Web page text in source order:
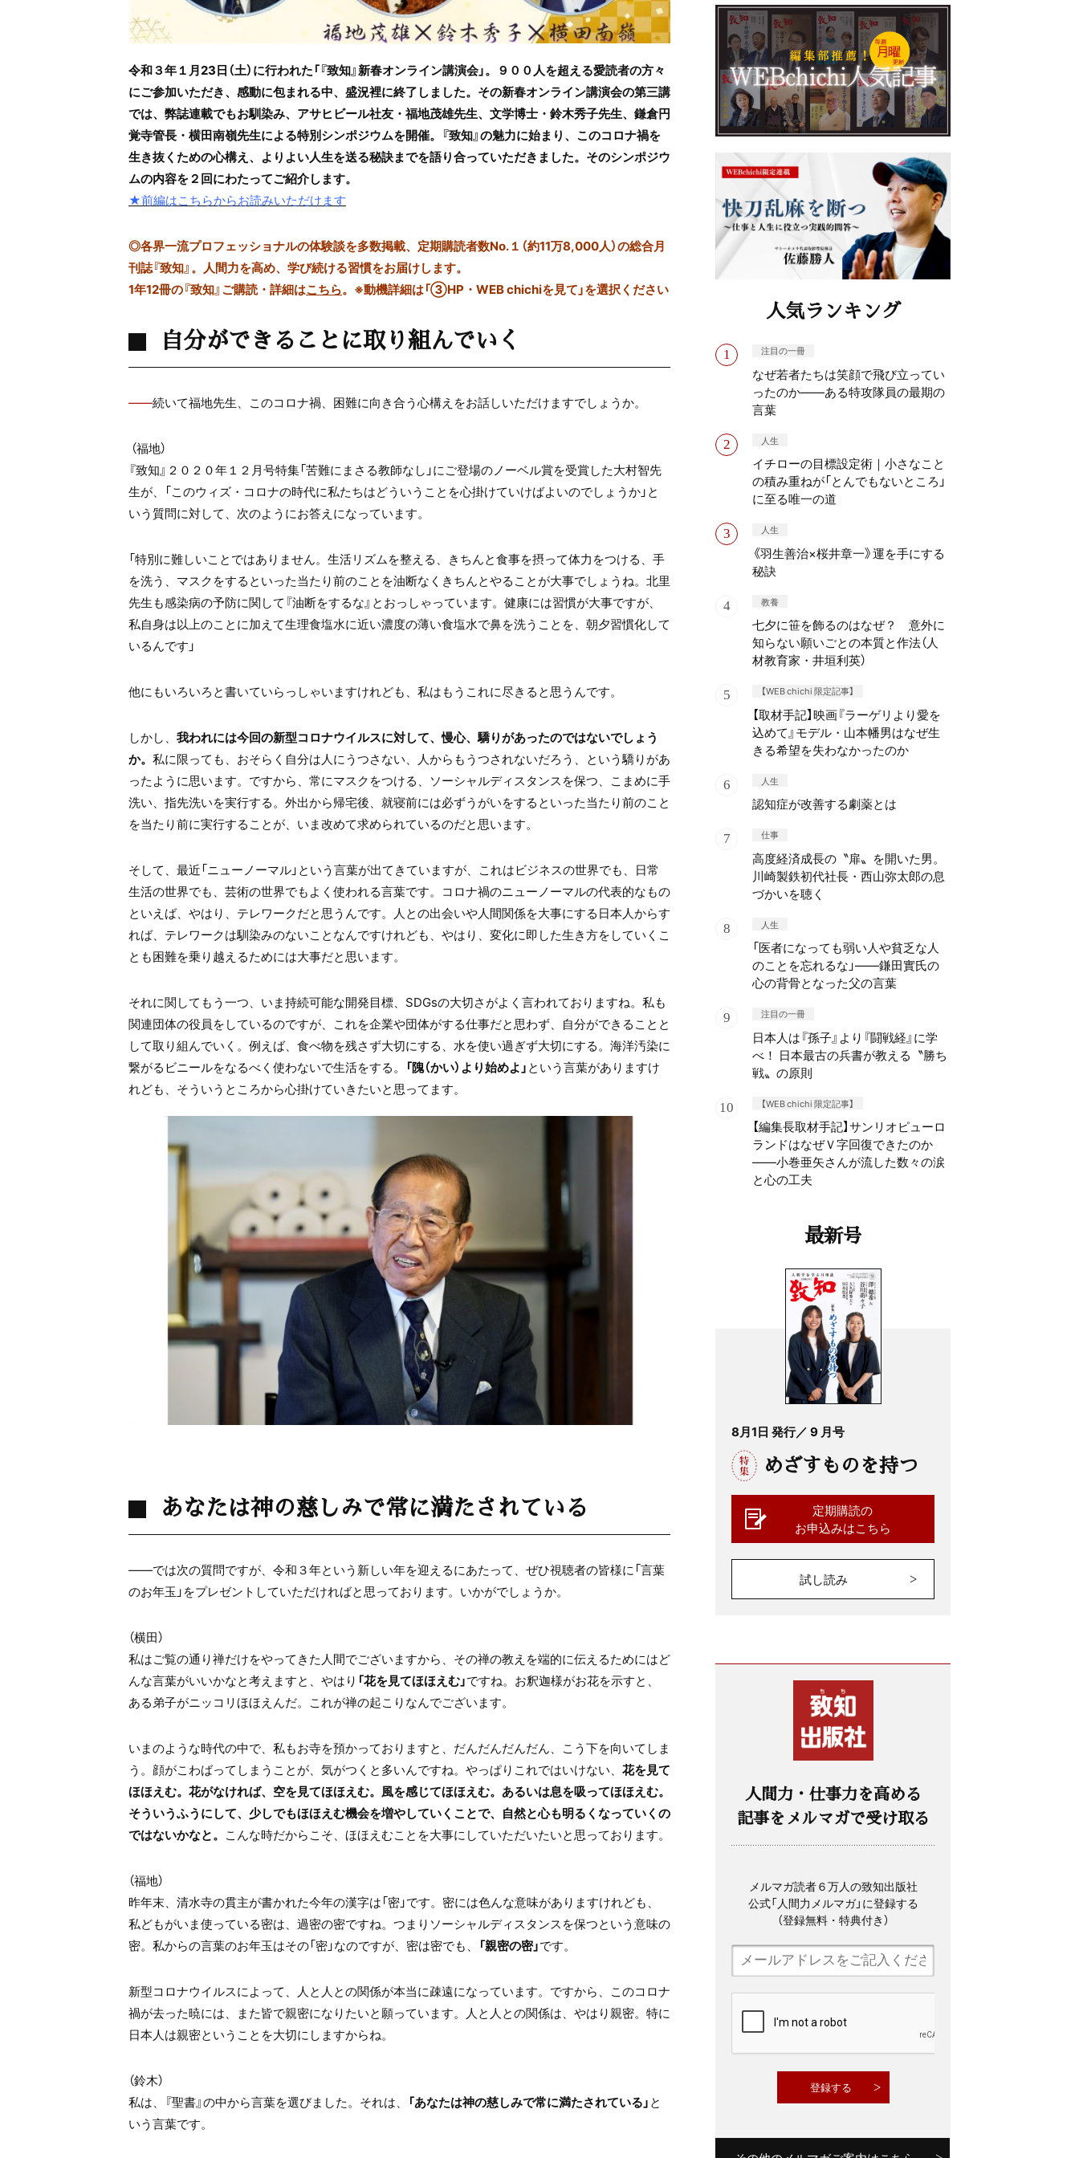
令和３年１月23日（土）に行われた「『致知』新春オンライン講演会」。９００人を超える愛読者の方々
にご参加いただき、感動に包まれる中、盛況裡に終了しました。その新春オンライン講演会の第三講
では、弊誌連載でもお馴染み、アサヒビール社友・福地茂雄先生、文学博士・鈴木秀子先生、鎌倉円
覚寺管長・横田南嶺先生による特別シンポジウムを開催。『致知』の魅力に始まり、このコロナ禍を
生き抜くための心構え、よりよい人生を送る秘訣までを語り合っていただきました。そのシンポジウ
ムの内容を２回にわたってご紹介します。
★前編はこちらからお読みいただけます
◎各界一流プロフェッショナルの体験談を多数掲載、定期購読者数No.１（約11万8,000人）の総合月
刊誌『致知』。人間力を高め、学び続ける習慣をお届けします。
1年12冊の『致知』ご購読・詳細はこちら。 ※動機詳細は「③HP・WEB chichiを見て」を選択ください
自分ができることに取り組んでいく
――続いて福地先生、このコロナ禍、困難に向き合う心構えをお話しいただけますでしょうか。
（福地）
『致知』２０２０年１２月号特集「苦難にまさる教師なし」にご登場のノーベル賞を受賞した大村智先
生が、「このウィズ・コロナの時代に私たちはどういうことを心掛けていけばよいのでしょうか」と
いう質問に対して、次のようにお答えになっています。
「特別に難しいことではありません。生活リズムを整える、きちんと食事を摂って体力をつける、手
を洗う、マスクをするといった当たり前のことを油断なくきちんとやることが大事でしょうね。北里
先生も感染病の予防に関して『油断をするな』とおっしゃっています。健康には習慣が大事ですが、
私自身は以上のことに加えて生理食塩水に近い濃度の薄い食塩水で鼻を洗うことを、朝夕習慣化して
いるんです」
他にもいろいろと書いていらっしゃいますけれども、私はもうこれに尽きると思うんです。
しかし、 我われには今回の新型コロナウイルスに対して、慢心、驕りがあったのではないでしょう
か。 私に限っても、おそらく自分は人にうつさない、人からもうつされないだろう、という驕りがあ
ったように思います。ですから、常にマスクをつける、ソーシャルディスタンスを保つ、こまめに手
洗い、指先洗いを実行する。外出から帰宅後、就寝前には必ずうがいをするといった当たり前のこと
を当たり前に実行することが、いま改めて求められているのだと思います。
そして、最近「ニューノーマル」という言葉が出てきていますが、これはビジネスの世界でも、日常
生活の世界でも、芸術の世界でもよく使われる言葉です。コロナ禍のニューノーマルの代表的なもの
といえば、やはり、テレワークだと思うんです。人との出会いや人間関係を大事にする日本人からす
れば、テレワークは馴染みのないことなんですけれども、やはり、変化に即した生き方をしていくこ
とも困難を乗り越えるためには大事だと思います。
それに関してもう一つ、いま持続可能な開発目標、 SDGsの大切さがよく言われておりますね。私も
関連団体の役員をしているのですが、これを企業や団体がする仕事だと思わず、自分ができることと
して取り組んでいく。例えば、食べ物を残さず大切にする、水を使い過ぎず大切にする。海洋汚染に
繋がるビニールをなるべく使わないで生活をする。 「隗（かい）より始めよ」という言葉がありますけ
れども、そういうところから心掛けていきたいと思ってます。
あなたは神の慈しみで常に満たされている
――では次の質問ですが、令和３年という新しい年を迎えるにあたって、ぜひ視聴者の皆様に「言葉
のお年玉」をプレゼントしていただければと思っております。いかがでしょうか。
（横田）
私はご覧の通り禅だけをやってきた人間でございますから、その禅の教えを端的に伝えるためにはど
んな言葉がいいかなと考えますと、やはり 「花を見てほほえむ」ですね。お釈迦様がお花を示すと、
ある弟子がニッコリほほえんだ。これが禅の起こりなんでございます。
いまのような時代の中で、私もお寺を預かっておりますと、だんだんだんだん、こう下を向いてしま
う。顔がこわばってしまうことが、気がつくと多いんですね。やっぱりこれではいけない、 花を見て
ほほえむ。花がなければ、空を見てほほえむ。風を感じてほほえむ。あるいは息を吸ってほほえむ。
そういうふうにして、少しでもほほえむ機会を増やしていくことで、自然と心も明るくなっていくの
ではないかなと。 こんな時だからこそ、ほほえむことを大事にしていただいたいと思っております。
（福地）
昨年末、清水寺の貫主が書かれた今年の漢字は「密」です。密には色んな意味がありますけれども、
私どもがいま使っている密は、過密の密ですね。つまりソーシャルディスタンスを保つという意味の
密。私からの言葉のお年玉はその「密」なのですが、密は密でも、
「親密の密」です。
新型コロナウイルスによって、人と人との関係が本当に疎遠になっています。ですから、このコロナ
禍が去った暁には、また皆で親密になりたいと願っています。人と人との関係は、やはり親密。特に
日本人は親密ということを大切にしますからね。
（鈴木）
私は、『聖書』の中から言葉を選びました。それは、
「あなたは神の慈しみで常に満たされている」と
いう言葉です。
人気ランキング
注目の一冊
なぜ若者たちは笑顔で飛び立ってい
ったのか——ある特攻隊員の最期の
言葉
人生
イチローの目標設定術｜小さなこと
の積み重ねが「とんでもないところ」
に至る唯一の道
人生
《羽生善治×桜井章一》運を手にする
秘訣
教養
七夕に笹を飾るのはなぜ？ 意外に
知らない願いごとの本質と作法（人
材教育家・井垣利英）
【WEB chichi 限定記事】
【取材手記】映画『ラーゲリより愛を
込めて』モデル・山本幡男はなぜ生
きる希望を失わなかったのか
人生
認知症が改善する劇薬とは
仕事
高度経済成長の〝扉〟を開いた男。
川崎製鉄初代社長・西山弥太郎の息
づかいを聴く
人生
「医者になっても弱い人や貧乏な人
のことを忘れるな」——鎌田實氏の
心の背骨となった父の言葉
注目の一冊
日本人は『孫子』より『闘戦経』に学
べ！ 日本最古の兵書が教える〝勝ち
戦〟の原則
【WEB chichi 限定記事】
【編集長取材手記】サンリオピューロ
ランドはなぜＶ字回復できたのか
——小巻亜矢さんが流した数々の涙
と心の工夫
最新号
8月1日 発行／ 9 月号
めざすものを持つ
定期購読の
お申込みはこちら
試し読み
人間力・仕事力を高める
記事をメルマガで受け取る
メルマガ読者６万人の致知出版社
公式「人間力メルマガ」に登録する
（登録無料・特典付き）